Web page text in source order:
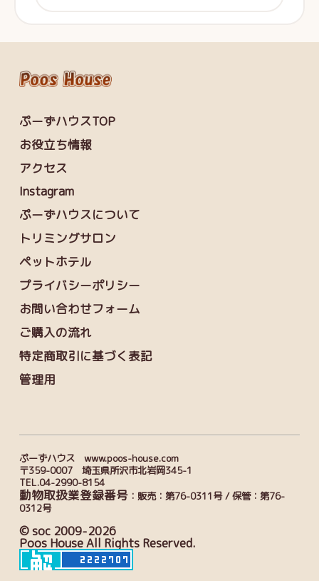
ぷーずハウスTOP
お役立ち情報
アクセス
Instagram
ぷーずハウスについて
トリミングサロン
ペットホテル
プライバシーポリシー
お問い合わせフォーム
ご購入の流れ
特定商取引に基づく表記
管理用
ぷーずハウス www.poos-house.com
〒359-0007 埼玉県所沢市北岩岡345-1
TEL.04-2990-8154
動物取扱業登録番号：販売：第76-0311号 / 保管：第76-
0312号
© soc 2009-2026
Poos House All Rights Reserved.